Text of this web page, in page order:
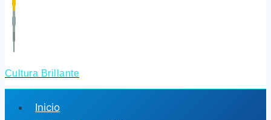
Cultura Brillante
Inicio